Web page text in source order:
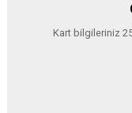
Kart bilgileriniz